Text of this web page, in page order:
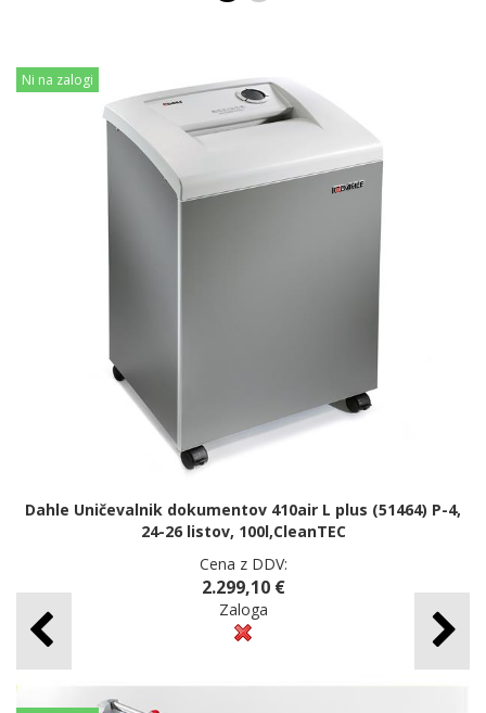
Ni na zalogi
Dahle Uničevalnik dokumentov 410air L plus (51464) P-4,
24-26 listov, 100l,CleanTEC
Cena z DDV:
2.299,10 €
Zaloga